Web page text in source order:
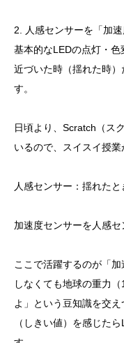
2. 人感センサーを「加
基本的なLEDの点灯・
近づいた時（揺れた時
す。
日頃より、Scratch（ス
いるので、スイスイ授業
人感センサー：揺れた
加速度センサーを人感セ
ここで活躍するのが「
しなくても地球の重力
よ」という豆知識を交
（しきい値）を感じた